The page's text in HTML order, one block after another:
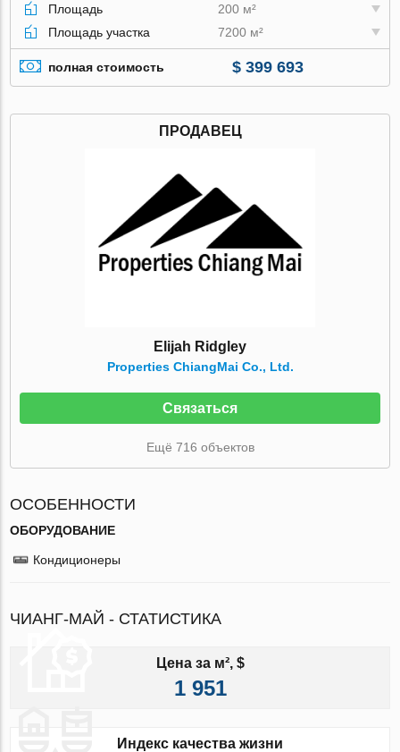
Площадь
200 м²
Площадь участка
7200 м²
полная стоимость $ 399 693
ПРОДАВЕЦ
Elijah Ridgley
Properties ChiangMai Co., Ltd.
Связаться
Ещё 716 объектов
ОСОБЕННОСТИ
ОБОРУДОВАНИЕ
Кондиционеры
ЧИАНГ-МАЙ - СТАТИСТИКА
Цена за м², $
1 951
Индекс качества жизни